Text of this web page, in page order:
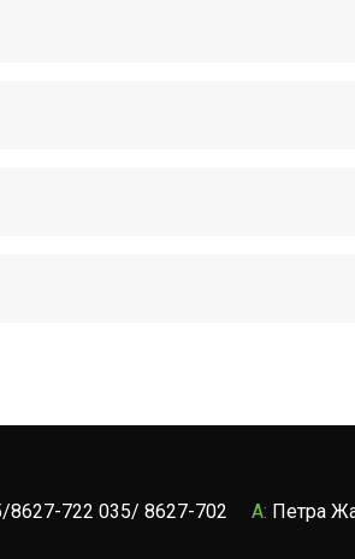
8627-722 035/ 8627-702 A: Петра